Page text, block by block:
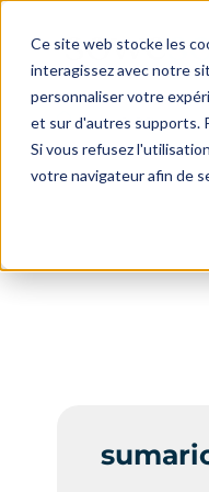
Ce site web stocke les
interagissez avec notre
personnaliser votre
et sur d'autres supports.
Si vous refusez
votre navigateur afin de
El blog La